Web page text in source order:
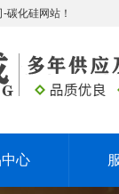
碳化硅网站！
心